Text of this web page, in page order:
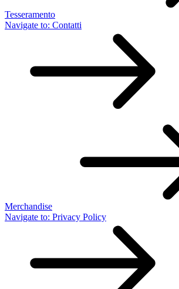
Tesseramento
Navigate to: Contatti
Merchandise
Navigate to: Privacy Policy